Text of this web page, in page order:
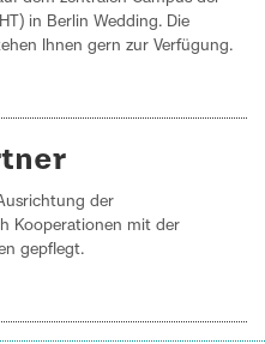
in Berlin Wedding. Die
Ihnen gern zur Verfügung.
der
Kooperationen mit der
gepflegt.